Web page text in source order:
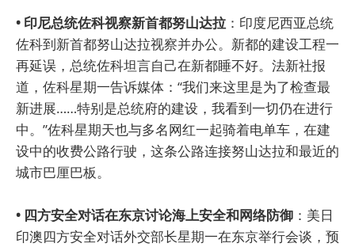
• 印尼总统佐科视察新首都努山达拉 ：印度尼西亚总统
佐科到新首都努山达拉视察并办公。新都的建设工程一
再延误，总统佐科坦言自己在新都睡不好。法新社报
道，佐科星期一告诉媒体：“我们来这里是为了检查最
新进展……特别是总统府的建设，我看到一切仍在进行
中。”佐科星期天也与多名网红一起骑着电单车，在建
设中的收费公路行驶，这条公路连接努山达拉和最近的
城市巴厘巴板。
• 四方安全对话在东京讨论海上安全和网络防御 ：美日
印澳四方安全对话外交部长星期一在东京举行会谈，预